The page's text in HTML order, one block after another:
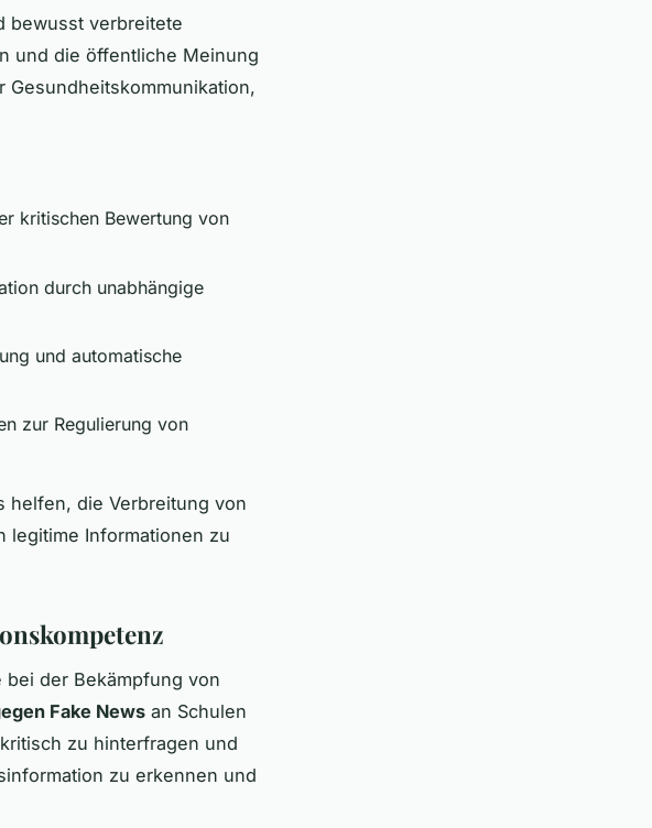
bewusst verbreitete
und die öffentliche Meinung
kritischen Bewertung von
durch unabhängige
und automatische
zur Regulierung von
helfen, die Verbreitung von
legitime Informationen zu
der Bekämpfung von
Fake News an Schulen
zu hinterfragen und
zu erkennen und